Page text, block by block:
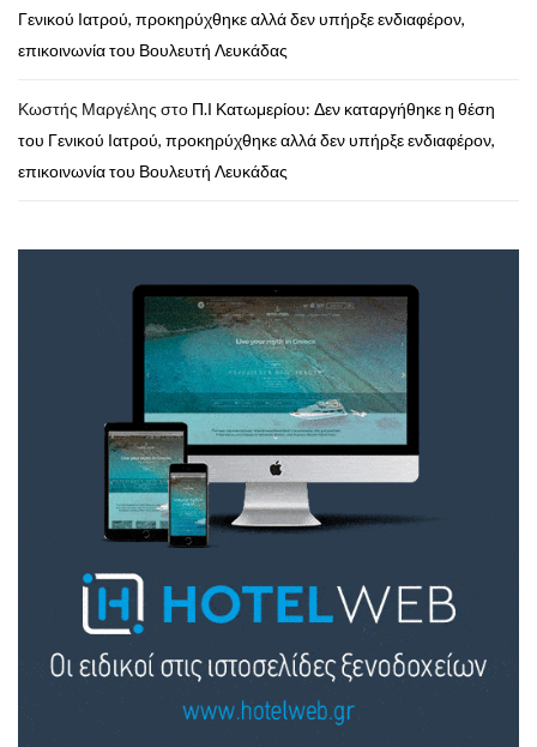
Γενικού Ιατρού, προκηρύχθηκε αλλά δεν υπήρξε ενδιαφέρον,
επικοινωνία του Βουλευτή Λευκάδας
Κωστής Μαργέλης στο Π.Ι Κατωμερίου: Δεν καταργήθηκε η θέση
του Γενικού Ιατρού, προκηρύχθηκε αλλά δεν υπήρξε ενδιαφέρον,
επικοινωνία του Βουλευτή Λευκάδας